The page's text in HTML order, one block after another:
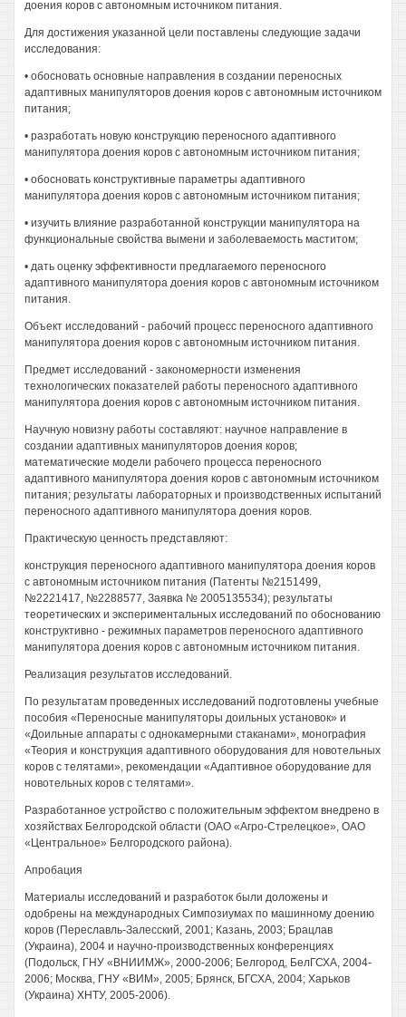
доения коров с автономным источником питания.
Для достижения указанной цели поставлены следующие задачи
исследования:
• обосновать основные направления в создании переносных
адаптивных манипуляторов доения коров с автономным источником
питания;
• разработать новую конструкцию переносного адаптивного
манипулятора доения коров с автономным источником питания;
• обосновать конструктивные параметры адаптивного
манипулятора доения коров с автономным источником питания;
• изучить влияние разработанной конструкции манипулятора на
функциональные свойства вымени и заболеваемость маститом;
• дать оценку эффективности предлагаемого переносного
адаптивного манипулятора доения коров с автономным источником
питания.
Объект исследований - рабочий процесс переносного адаптивного
манипулятора доения коров с автономным источником питания.
Предмет исследований - закономерности изменения
технологических показателей работы переносного адаптивного
манипулятора доения коров с автономным источником питания.
Научную новизну работы составляют: научное направление в
создании адаптивных манипуляторов доения коров;
математические модели рабочего процесса переносного
адаптивного манипулятора доения коров с автономным источником
питания; результаты лабораторных и производственных испытаний
переносного адаптивного манипулятора доения коров.
Практическую ценность представляют:
конструкция переносного адаптивного манипулятора доения коров
с автономным источником питания (Патенты №2151499,
№2221417, №2288577, Заявка № 2005135534); результаты
теоретических и экспериментальных исследований по обоснованию
конструктивно - режимных параметров переносного адаптивного
манипулятора доения коров с автономным источником питания.
Реализация результатов исследований.
По результатам проведенных исследований подготовлены учебные
пособия «Переносные манипуляторы доильных установок» и
«Доильные аппараты с однокамерными стаканами», монография
«Теория и конструкция адаптивного оборудования для новотельных
коров с телятами», рекомендации «Адаптивное оборудование для
новотельных коров с телятами».
Разработанное устройство с положительным эффектом внедрено в
хозяйствах Белгородской области (ОАО «Агро-Стрелецкое», ОАО
«Центральное» Белгородского района).
Апробация
Материалы исследований и разработок были доложены и
одобрены на международных Симпозиумах по машинному доению
коров (Переславль-Залесский, 2001; Казань, 2003; Брацлав
(Украина), 2004 и научно-производственных конференциях
(Подольск, ГНУ «ВНИИМЖ», 2000-2006; Белгород, БелГСХА, 2004-
2006; Москва, ГНУ «ВИМ», 2005; Брянск, БГСХА, 2004; Харьков
(Украина) ХНТУ, 2005-2006).